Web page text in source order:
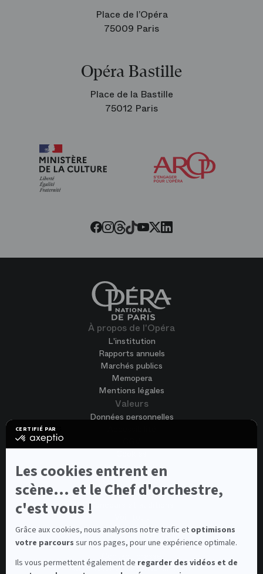
CERTIFIÉ PAR
certifié
En
plus
Axeptio
Les cookies entrent en
scène... et le Chef d'orchestre,
c'est vous !
Grâce aux cookies, nous analysons notre trafic et optimisons
votre parcours sur nos pages, pour une expérience optimale.
Ils vous permettent également de regarder des vidéos et de
Place de l’Opéra
75009 Paris
Opéra Bastille
Place de la Bastille
75012 Paris
Facebook
Instagram
Threads
Tiktok
Youtube
Twitter
LinkedIn
À propos de l'Opéra
L'institution
Rapports annuels
Marchés publics
Memopera
Mentions légales
Valeurs
Données personnelles
Nous rejoindre
Offres d'emploi
Candidature spontanée
Concours et auditions
Contacts
Contacts spectateurs et visiteurs
Médiateur de la consommation